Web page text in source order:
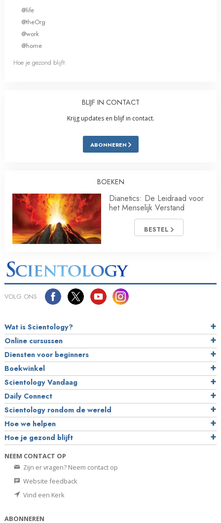
@life
@theOrg
@work
@home
Hoe je gezond blijft
BLIJF IN CONTACT
Krijg updates en blijf in contact.
ABONNEREN
BOEKEN
Dianetics: De Leidraad voor
het Menselijk Verstand
BESTEL
VOLG ONS
Wat is Scientology?
Online cursussen
Diensten voor beginners
Boekwinkel
Scientology Vandaag
Daily Connect
Scientology rondom de wereld
Hoe we helpen
Hoe je gezond blijft
NEEM CONTACT OP
Zijn er vragen? Neem contact op
Website feedback
Vind een Kerk
ABONNEREN